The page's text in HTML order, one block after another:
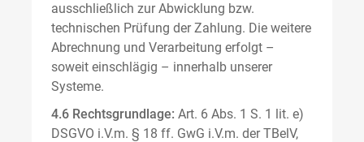
ausschließlich zur Abwicklung bzw.
technischen Prüfung der Zahlung. Die weitere
Abrechnung und Verarbeitung erfolgt –
soweit einschlägig – innerhalb unserer
Systeme.
4.6 Rechtsgrundlage: Art. 6 Abs. 1 S. 1 lit. e)
DSGVO i.V.m. § 18 ff. GwG i.V.m. der TBelV,